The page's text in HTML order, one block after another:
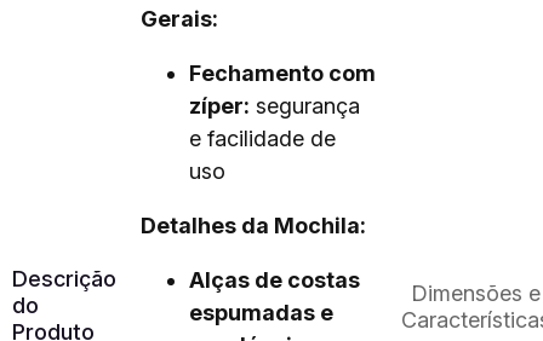
Descrição
do
Produto
Gerais:
Fechamento com
zíper: segurança
e facilidade de
uso
Detalhes da Mochila:
Alças de costas
espumadas e
Dimensões e